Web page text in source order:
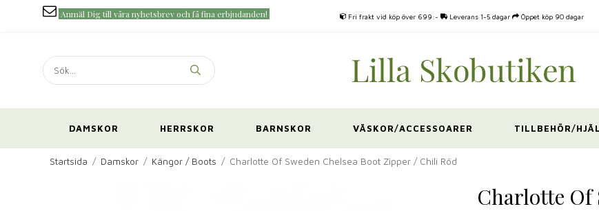
Anmäl Dig till våra nyhetsbrev och få fina erbjudanden! Fri frakt vid köp över 699:- Leverans 1-5 dagar Öppet köp 90 dagar
DAMSKOR HERRSKOR BARNSKOR VÄSKOR/ACCESSOARER TILLBEHÖR/
Startsida / Damskor / Kängor / Boots / Charlotte Of Sweden Chelsea Boot Zipper / Chili Röd
Charlotte Of